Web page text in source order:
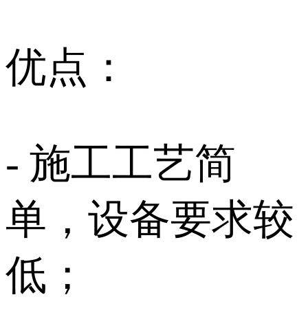
优点：
- 施工工艺简
单，设备要求较
低；